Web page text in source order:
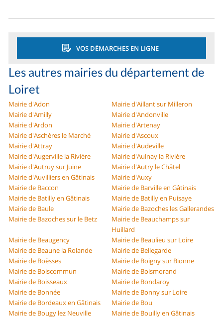
VOS DÉMARCHES EN LIGNE
Les autres mairies du département de
Loiret
Mairie d'Adon
Mairie d'Aillant sur Milleron
Mairie d'Amilly
Mairie d'Andonville
Mairie d'Ardon
Mairie d'Artenay
Mairie d'Aschères le Marché
Mairie d'Ascoux
Mairie d'Attray
Mairie d'Audeville
Mairie d'Augerville la Rivière
Mairie d'Aulnay la Rivière
Mairie d'Autruy sur Juine
Mairie d'Autry le Châtel
Mairie d'Auvilliers en Gâtinais
Mairie d'Auxy
Mairie de Baccon
Mairie de Barville en Gâtinais
Mairie de Batilly en Gâtinais
Mairie de Batilly en Puisaye
Mairie de Baule
Mairie de Bazoches les Gallerandes
Mairie de Bazoches sur le Betz
Mairie de Beauchamps sur
Huillard
Mairie de Beaugency
Mairie de Beaulieu sur Loire
Mairie de Beaune la Rolande
Mairie de Bellegarde
Mairie de Boësses
Mairie de Boigny sur Bionne
Mairie de Boiscommun
Mairie de Boismorand
Mairie de Boisseaux
Mairie de Bondaroy
Mairie de Bonnée
Mairie de Bonny sur Loire
Mairie de Bordeaux en Gâtinais
Mairie de Bou
Mairie de Bougy lez Neuville
Mairie de Bouilly en Gâtinais